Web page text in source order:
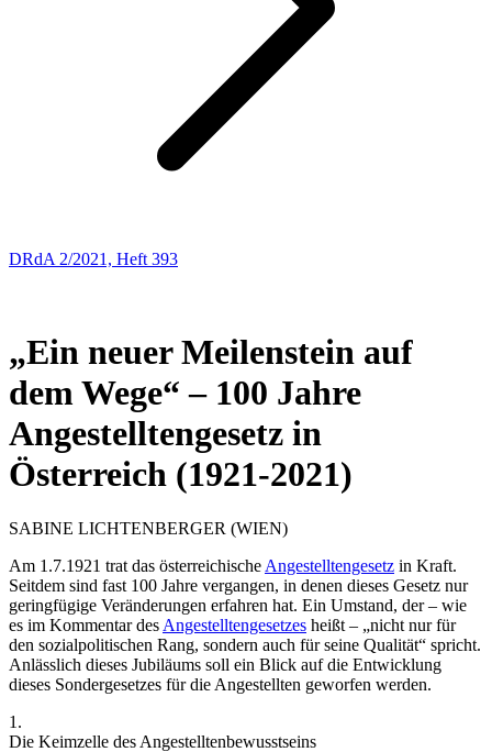
DRdA 2/2021, Heft 393
„Ein neuer Meilenstein auf
dem Wege“ – 100 Jahre
Angestelltengesetz in
Österreich (1921-2021)
SABINE LICHTENBERGER (WIEN)
Am 1.7.1921 trat das österreichische Angestelltengesetz in Kraft.
Seitdem sind fast 100 Jahre vergangen, in denen dieses Gesetz nur
geringfügige Veränderungen erfahren hat. Ein Umstand, der – wie
es im Kommentar des Angestelltengesetzes heißt – „nicht nur für
den sozialpolitischen Rang, sondern auch für seine Qualität“ spricht.
Anlässlich dieses Jubiläums soll ein Blick auf die Entwicklung
dieses Sondergesetzes für die Angestellten geworfen werden.
1.
Die Keimzelle des Angestelltenbewusstseins